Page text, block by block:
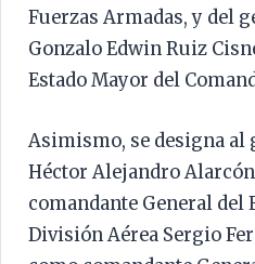
Fuerzas Armadas, y del
Gonzalo Edwin Ruiz
Estado Mayor del
Asimismo, se designa al
Héctor Alejandro
comandante General del
División Aérea Sergio